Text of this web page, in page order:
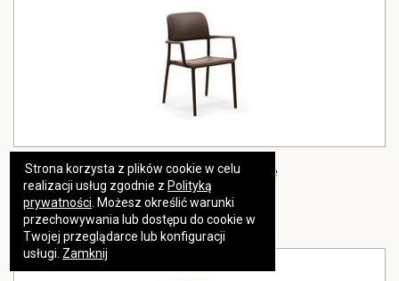
https://www.high-endrolex.com/17
Strona korzysta z plików cookie w celu
realizacji usług zgodnie z Polityką
prywatności . Możesz określić warunki
przechowywania lub dostępu do cookie w
Twojej przeglądarce lub konfiguracji
usługi. Zamknij
Krzesło RIVA brązowe
439,00 zł